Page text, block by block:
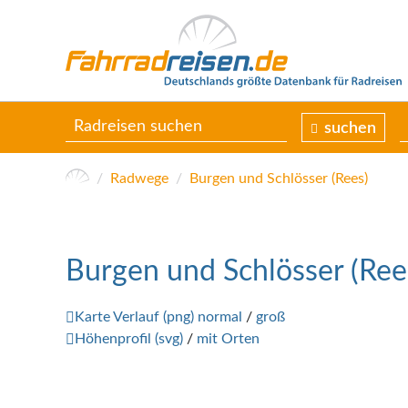
suchen
Radwege Burgen und Schlösser (Rees)
Burgen und Schlösser
Karte Verlauf (png) normal / groß
Höhenprofil (svg) / mit Orten